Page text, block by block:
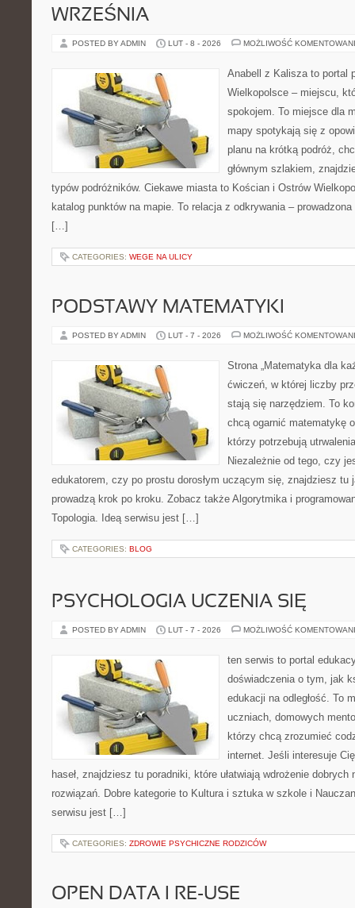
WRZEŚNIA
POSTED BY ADMIN LUT - 8 - 2026 MOŻLIWOŚĆ
Anabell z Kalisza to portal
Wielkopolsce – miejscu,
spokojem. To miejsce dla
mapy spotykają się z
planu na krótką podróż,
głównym szlakiem,
typów podróżników. Ciekawe miasta to Kościan i Ostrów
katalog punktów na mapie. To relacja z odkrywania –
[…]
CATEGORIES: WEGE NA ULICY
PODSTAWY MATEMATYKI
POSTED BY ADMIN LUT - 7 - 2026 MOŻLIWOŚĆ
Strona „Matematyka dla
ćwiczeń, w której liczby
stają się narzędziem. To
chcą ogarnić matematykę
którzy potrzebują
Niezależnie od tego, czy
edukatorem, czy po prostu dorosłym uczącym się, znajdziesz tu
prowadzą krok po kroku. Zobacz także Algorytmika i
Topologia. Ideą serwisu jest […]
CATEGORIES: BLOG
PSYCHOLOGIA UCZENIA SIĘ
POSTED BY ADMIN LUT - 7 - 2026 MOŻLIWOŚĆ
ten serwis to portal
doświadczenia o tym, jak
edukacji na odległość. To
uczniach, domowych
którzy chcą zrozumieć
internet. Jeśli interesuje
haseł, znajdziesz tu poradniki, które ułatwiają wdrożenie
rozwiązań. Dobre kategorie to Kultura i sztuka w szkole i
serwisu jest […]
CATEGORIES: ZDROWIE PSYCHICZNE RODZICÓW
OPEN DATA I RE-USE